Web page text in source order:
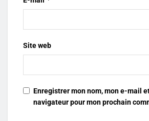
Site web
Enregistrer mon nom, mon e-mail
navigateur pour mon prochain